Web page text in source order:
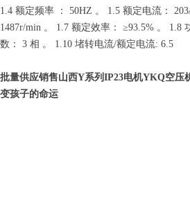
1.4 额定频率 ： 50HZ 。 1.5 额定电流：
1487r/min 。 1.7 额定效率： ≥93.5% 。 1.8
数： 3 相 。 1.10 堵转电流/额定电流: 6.5
批量供应销售山西Y系列IP23电机YKQ空压
变孩子的命运